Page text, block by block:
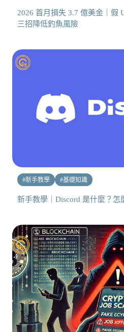
2026 首月損失 3.7 億美金｜假
三招降低釣魚風險
#新手教學 #基礎知識
新手教學｜Discord 是什麼？